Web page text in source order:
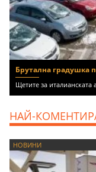
Брутална градушка
Щетите за
НАЙ-
НОВИНИ